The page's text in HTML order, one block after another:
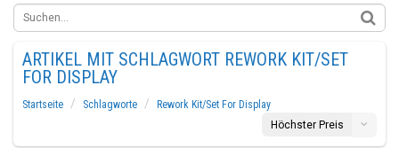
ARTIKEL MIT SCHLAGWORT REWORK KIT/SET
FOR DISPLAY
Startseite Schlagworte
Rework Kit/Set For Display
Höchster Preis